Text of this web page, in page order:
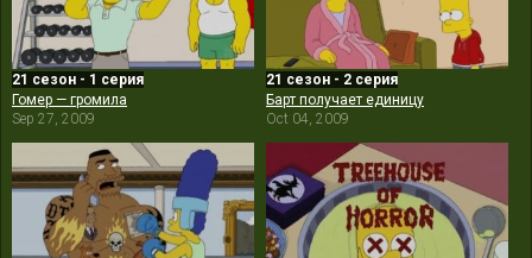
21 сезон - 1 серия
Гомер — громила
Sep 27, 2009
21 сезон - 2 серия
Барт получает единицу
Oct 04, 2009